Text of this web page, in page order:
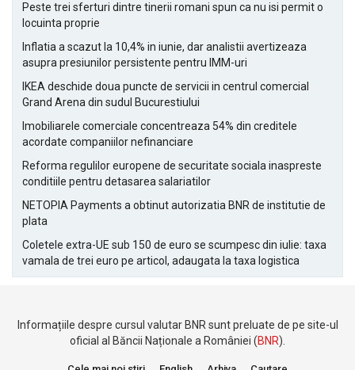
Peste trei sferturi dintre tinerii romani spun ca nu isi permit o
locuinta proprie
Inflatia a scazut la 10,4% in iunie, dar analistii avertizeaza
asupra presiunilor persistente pentru IMM-uri
IKEA deschide doua puncte de servicii in centrul comercial
Grand Arena din sudul Bucurestiului
Imobiliarele comerciale concentreaza 54% din creditele
acordate companiilor nefinanciare
Reforma regulilor europene de securitate sociala inaspreste
conditiile pentru detasarea salariatilor
NETOPIA Payments a obtinut autorizatia BNR de institutie de
plata
Coletele extra-UE sub 150 de euro se scumpesc din iulie: taxa
vamala de trei euro pe articol, adaugata la taxa logistica
Informațiile despre cursul valutar BNR sunt preluate de pe site-ul
oficial al Băncii Naționale a României (BNR).